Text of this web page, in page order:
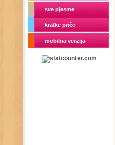
sve pjesme
kratke priče
mobilna verzija